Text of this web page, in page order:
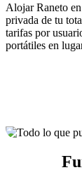
Alojar Raneto
privada de tu
tarifas por
portátiles en